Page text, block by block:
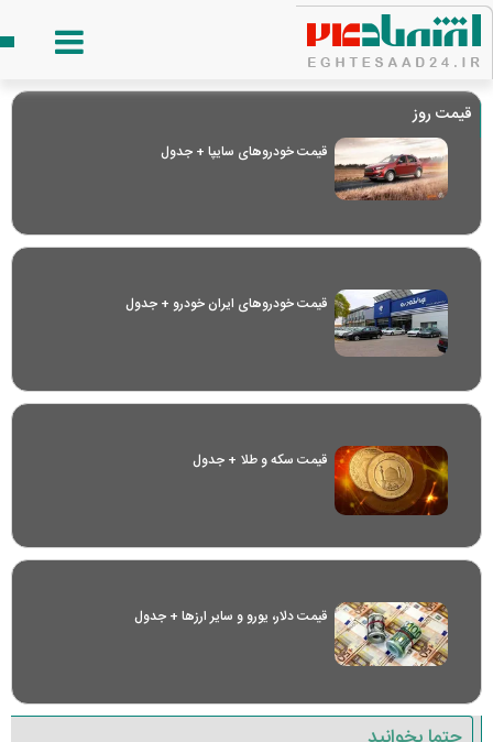
قیمت روز
قیمت خودرو‌های سایپا + جدول
قیمت خودرو‌های ایران خودرو + جدول
قیمت سکه و طلا + جدول
قیمت دلار، یورو و سایر ارز‌ها + جدول